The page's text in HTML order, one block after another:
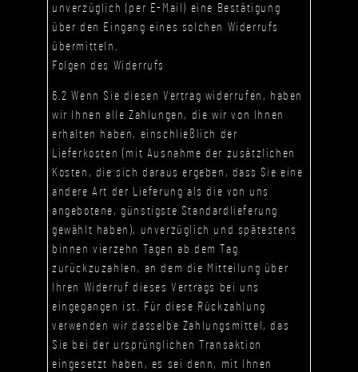
unverzüglich (per E-Mail) eine Bestätigung
über den Eingang eines solchen Widerrufs
übermitteln.
Folgen des Widerrufs
6.2 Wenn Sie diesen Vertrag widerrufen, haben
wir Ihnen alle Zahlungen, die wir von Ihnen
erhalten haben, einschließlich der
Lieferkosten (mit Ausnahme der zusätzlichen
Kosten, die sich daraus ergeben, dass Sie eine
andere Art der Lieferung als die von uns
angebotene, günstigste Standardlieferung
gewählt haben), unverzüglich und spätestens
binnen vierzehn Tagen ab dem Tag
zurückzuzahlen, an dem die Mitteilung über
Ihren Widerruf dieses Vertrags bei uns
eingegangen ist. Für diese Rückzahlung
verwenden wir dasselbe Zahlungsmittel, das
Sie bei der ursprünglichen Transaktion
eingesetzt haben, es sei denn, mit Ihnen